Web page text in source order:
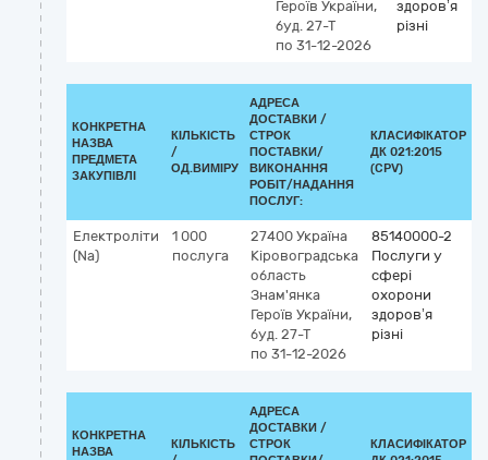
Героїв України,
буд. 27-Т
по 31-12-2026
здоров’я
різні
КОНКРЕТНА
НАЗВА
ПРЕДМЕТА
ЗАКУПІВЛІ
КІЛЬКІСТЬ
/
ОД.ВИМІРУ
АДРЕСА
ДОСТАВКИ /
СТРОК
ПОСТАВКИ/
ВИКОНАННЯ
РОБІТ/НАДАННЯ
ПОСЛУГ:
КЛАСИФІКАТОР
ДК 021:2015
(CPV)
Електроліти
(Na)
1 000
послуга
27400 Україна
Кіровоградська
область
Знам'янка
Героїв України,
буд. 27-Т
по 31-12-2026
85140000-2
Послуги у
сфері
охорони
здоров’я
різні
КОНКРЕТНА
НАЗВА
КІЛЬКІСТЬ
АДРЕСА
ДОСТАВКИ /
СТРОК
КЛАСИФІКАТОР